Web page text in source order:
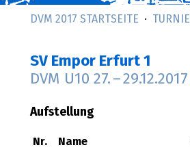
DVM 2017 STARTSEITE
SV Empor Erfurt 1
DVM U10 27. –29.12.2017
Aufstellung
Nr. Name